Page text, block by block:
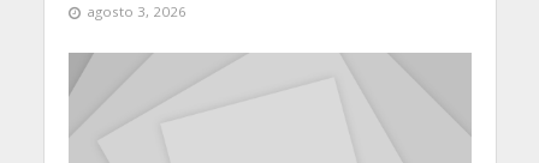
agosto 3, 2026